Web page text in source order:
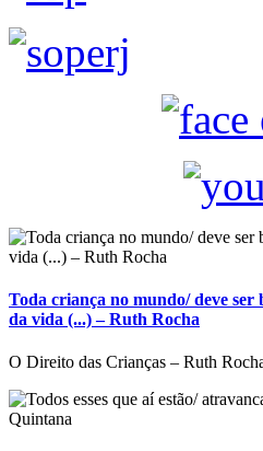
Toda criança no mundo/ deve
da vida (...) – Ruth Rocha
O Direito das Crianças – Ruth